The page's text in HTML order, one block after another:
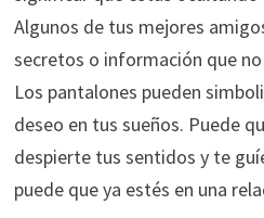
Algunos de tus mejores
secretos o información que
Los pantalones pueden
deseo en tus sueños. Puede
despierte tus sentidos y te
puede que ya estés en una